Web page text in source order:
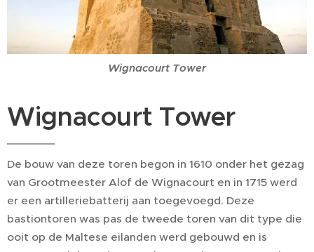
Wignacourt Tower
Wignacourt Tower
De bouw van deze toren begon in 1610 onder het gezag
van Grootmeester Alof de Wignacourt en in 1715 werd
er een artilleriebatterij aan toegevoegd. Deze
bastiontoren was pas de tweede toren van dit type die
ooit op de Maltese eilanden werd gebouwd en is